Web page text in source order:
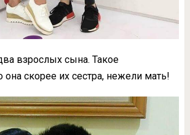
взрослых сына. Такое
она скорее их сестра, нежели мать!